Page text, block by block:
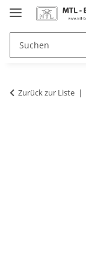
Zurück zur Liste